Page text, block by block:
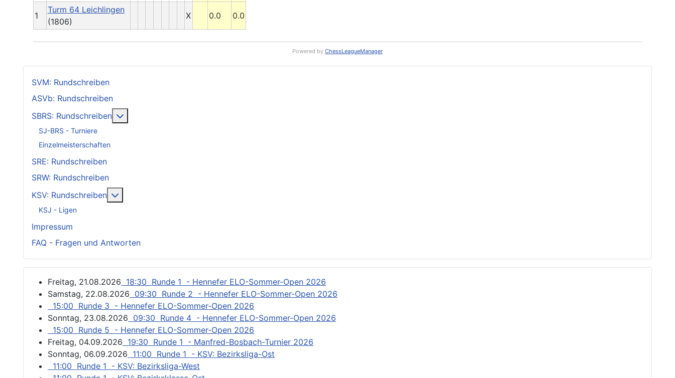
1
Turm 64 Leichlingen
(1806)
X 0.0 0.0
Powered by ChessLeagueManager
SVM: Rundschreiben
ASVb: Rundschreiben
SBRS: Rundschreiben
SJ-BRS - Turniere
Einzelmeisterschaften
SRE: Rundschreiben
SRW: Rundschreiben
KSV: Rundschreiben
KSJ - Ligen
Impressum
FAQ - Fragen und Antworten
Freitag, 21.08.2026 18:30 Runde 1 - Hennefer ELO-Sommer-Open 2026
Samstag, 22.08.2026 09:30 Runde 2 - Hennefer ELO-Sommer-Open 2026
15:00 Runde 3 - Hennefer ELO-Sommer-Open 2026
Sonntag, 23.08.2026 09:30 Runde 4 - Hennefer ELO-Sommer-Open 2026
15:00 Runde 5 - Hennefer ELO-Sommer-Open 2026
Freitag, 04.09.2026 19:30 Runde 1 - Manfred-Bosbach-Turnier 2026
Sonntag, 06.09.2026 11:00 Runde 1 - KSV: Bezirksliga-Ost
11:00 Runde 1 - KSV: Bezirksliga-West